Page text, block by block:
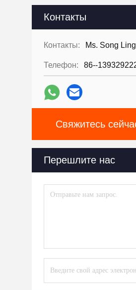
Контакты
Контакты: Ms. Song
Телефон: 86--
Свяжитесь
Перешлите нас